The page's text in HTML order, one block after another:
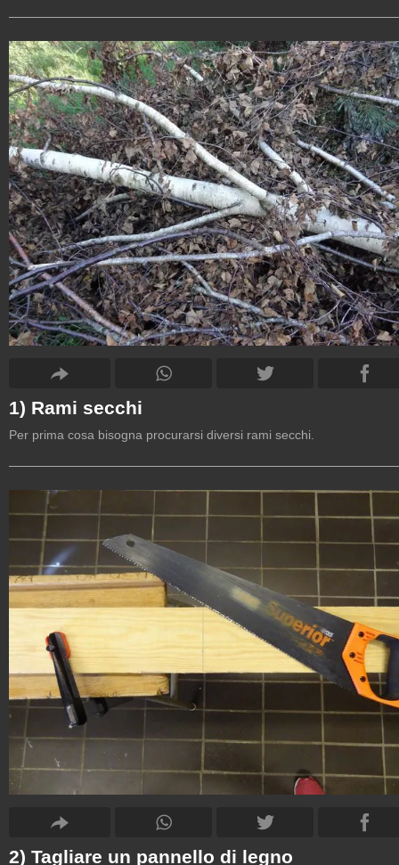
1) Rami secchi
Per prima cosa bisogna procurarsi diversi rami secchi.
2) Tagliare un pannello di legno